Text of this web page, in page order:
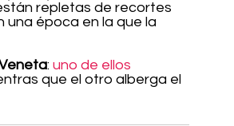
repletas de recortes
una época en la que la
: uno de ellos
que el otro alberga el